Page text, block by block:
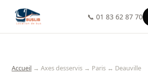
📞 01 83 62 87 70
Accueil → Axes desservis → Paris ↔ Deauville